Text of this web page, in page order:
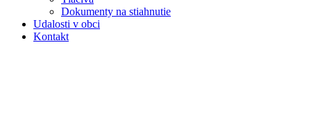
Dokumenty na stiahnutie
Udalosti v obci
Kontakt